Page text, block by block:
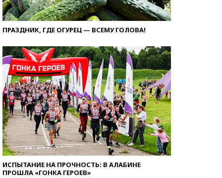
ПРАЗДНИК, ГДЕ ОГУРЕЦ — ВСЕМУ ГОЛОВА!
ИСПЫТАНИЕ НА ПРОЧНОСТЬ: В АЛАБИНЕ
ПРОШЛА «ГОНКА ГЕРОЕВ»